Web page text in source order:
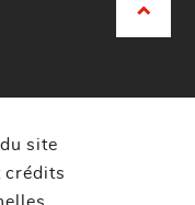
site
crédits